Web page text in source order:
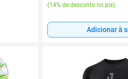
(14% de desconto no pix)
Adicionar à